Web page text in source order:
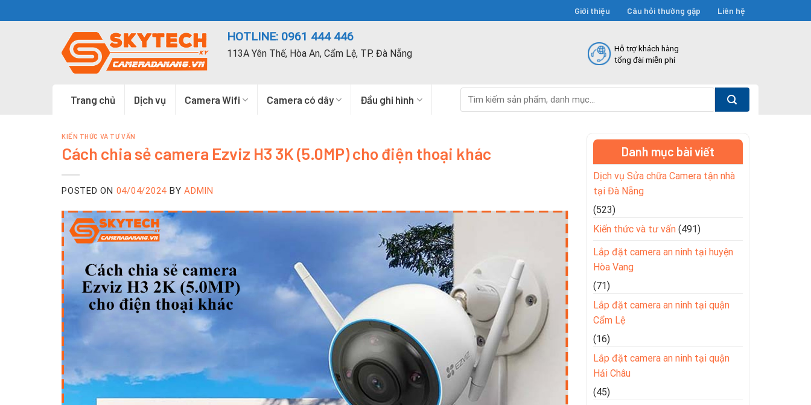
to
Giới thiệu Câu hỏi thường gặp Liên hệ
HOTLINE: 0961 444 446
113A Yên Thế, Hòa An, Cẩm Lệ, TP. Đà Nẵng
Hỗ trợ khách hàng
tổng đài miễn phí
Trang chủ Dịch vụ Camera Wifi Camera có dây Đầu ghi hình
kiếm:
KIẾN THỨC VÀ TƯ VẤN
Cách chia sẻ camera Ezviz H3 3K (5.0MP) cho điện thoại khác
POSTED ON 04/04/2024 BY ADMIN
Danh mục bài viết
Dịch vụ Sửa chữa Camera tận nhà
tại Đà Nẵng
(523)
Kiến thức và tư vấn (491)
Lắp đặt camera an ninh tại huyện
Hòa Vang
(71)
Lắp đặt camera an ninh tại quận
Cẩm Lệ
(16)
Lắp đặt camera an ninh tại quận
Hải Châu
(45)